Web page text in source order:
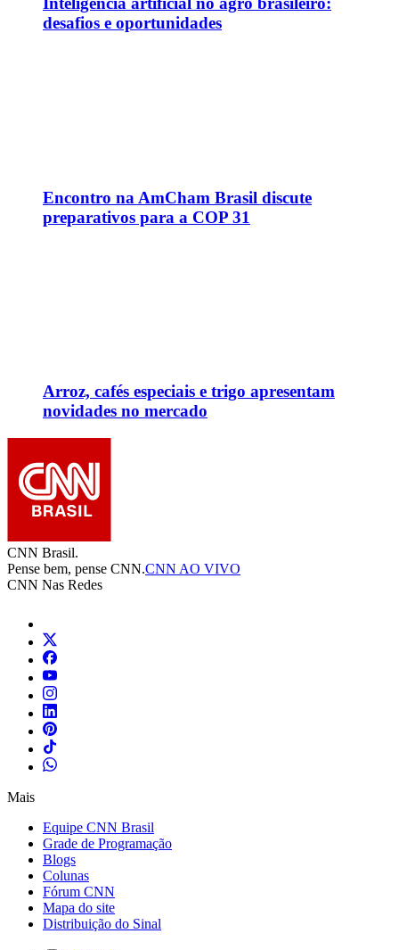
desafios e oportunidades
Encontro na AmCham Brasil discute
preparativos para a COP 31
Arroz, cafés especiais e trigo apresentam
novidades no mercado
CNN Brasil.
Pense bem, pense CNN.CNN AO VIVO
CNN Nas Redes
Mais
Equipe CNN Brasil
Grade de Programação
Blogs
Colunas
Fórum CNN
Mapa do site
Distribuição do Sinal